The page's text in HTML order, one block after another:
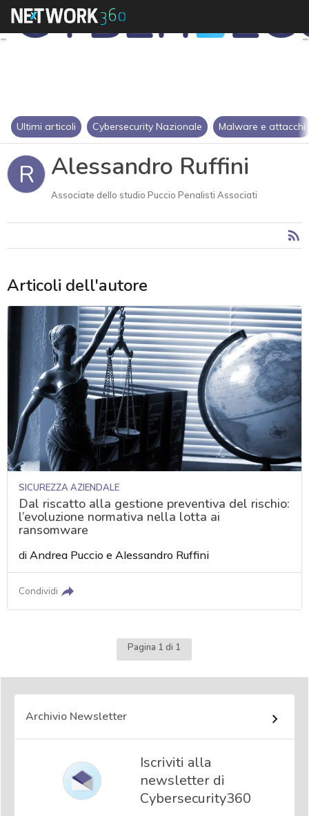
Ultimi articoli Cybersecurity Nazionale Malware e attacchi
R Alessandro Ruffini
Associate dello studio Puccio Penalisti Associati
Articoli dell'autore
SICUREZZA AZIENDALE
Dal riscatto alla gestione preventiva del rischio:
l’evoluzione normativa nella lotta ai
ransomware
diAndrea Puccio eAlessandro Ruffini
Condividi
Pagina 1 di 1
Archivio Newsletter
Iscriviti alla
newsletter di
Cybersecurity360